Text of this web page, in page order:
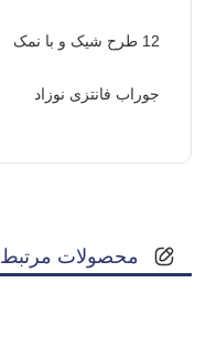
12 طرح شیک و با نمک
جوراب فانتزی نوزاد
محصولات مرتبط